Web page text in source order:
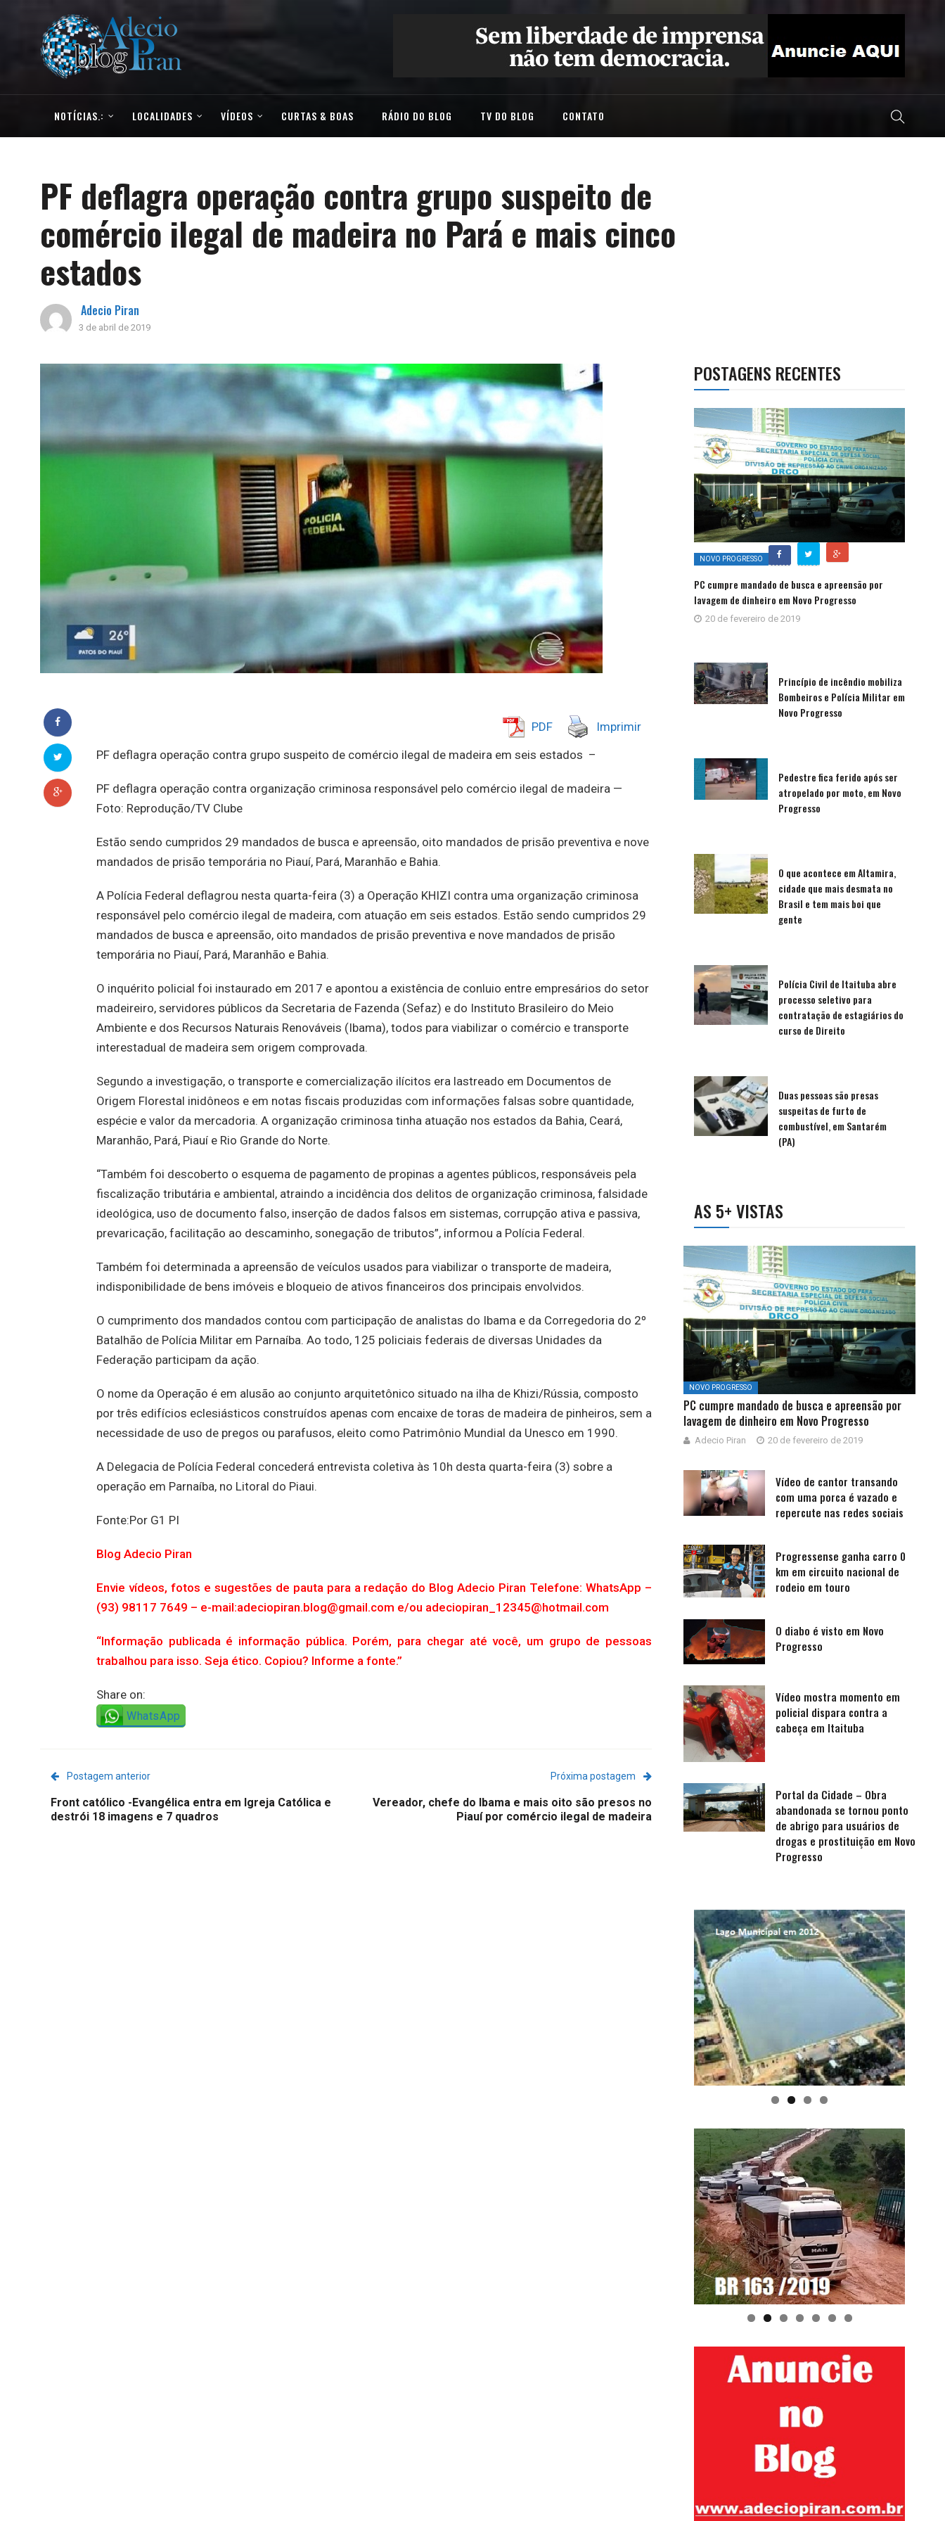
NOTÍCIAS.: LOCALIDADES VÍDEOS CURTAS & BOAS RÁDIO DO BLOG TV DO BLOG CONTATO
PF deflagra operação contra grupo suspeito de
comércio ilegal de madeira no Pará e mais cinco
estados
Adecio Piran
3 de abril de 2019
PDF Imprimir
PF deflagra operação contra grupo suspeito de comércio ilegal de madeira em seis estados –
PF deflagra operação contra organização criminosa responsável pelo comércio ilegal de madeira —
Foto: Reprodução/TV Clube
Estão sendo cumpridos 29 mandados de busca e apreensão, oito mandados de prisão preventiva e nove
mandados de prisão temporária no Piauí, Pará, Maranhão e Bahia.
A Polícia Federal deflagrou nesta quarta-feira (3) a Operação KHIZI contra uma organização criminosa
responsável pelo comércio ilegal de madeira, com atuação em seis estados. Estão sendo cumpridos 29
mandados de busca e apreensão, oito mandados de prisão preventiva e nove mandados de prisão
temporária no Piauí, Pará, Maranhão e Bahia.
O inquérito policial foi instaurado em 2017 e apontou a existência de conluio entre empresários do setor
madeireiro, servidores públicos da Secretaria de Fazenda (Sefaz) e do Instituto Brasileiro do Meio
Ambiente e dos Recursos Naturais Renováveis (Ibama), todos para viabilizar o comércio e transporte
interestadual de madeira sem origem comprovada.
Segundo a investigação, o transporte e comercialização ilícitos era lastreado em Documentos de
Origem Florestal inidôneos e em notas fiscais produzidas com informações falsas sobre quantidade,
espécie e valor da mercadoria. A organização criminosa tinha atuação nos estados da Bahia, Ceará,
Maranhão, Pará, Piauí e Rio Grande do Norte.
“Também foi descoberto o esquema de pagamento de propinas a agentes públicos, responsáveis pela
fiscalização tributária e ambiental, atraindo a incidência dos delitos de organização criminosa, falsidade
ideológica, uso de documento falso, inserção de dados falsos em sistemas, corrupção ativa e passiva,
prevaricação, facilitação ao descaminho, sonegação de tributos”, informou a Polícia Federal.
Também foi determinada a apreensão de veículos usados para viabilizar o transporte de madeira,
indisponibilidade de bens imóveis e bloqueio de ativos financeiros dos principais envolvidos.
O cumprimento dos mandados contou com participação de analistas do Ibama e da Corregedoria do 2º
Batalhão de Polícia Militar em Parnaíba. Ao todo, 125 policiais federais de diversas Unidades da
Federação participam da ação.
O nome da Operação é em alusão ao conjunto arquitetônico situado na ilha de Khizi/Rússia, composto
por três edifícios eclesiásticos construídos apenas com encaixe de toras de madeira de pinheiros, sem a
necessidade de uso de pregos ou parafusos, eleito como Patrimônio Mundial da Unesco em 1990.
A Delegacia de Polícia Federal concederá entrevista coletiva às 10h desta quarta-feira (3) sobre a
operação em Parnaíba, no Litoral do Piaui.
Fonte:Por G1 PI
Blog Adecio Piran
Envie vídeos, fotos e sugestões de pauta para a redação do Blog Adecio Piran Telefone: WhatsApp –
(93) 98117 7649 – e-mail:adeciopiran.blog@gmail.com e/ou adeciopiran_12345@hotmail.com
“Informação publicada é informação pública. Porém, para chegar até você, um grupo de pessoas
trabalhou para isso. Seja ético. Copiou? Informe a fonte.”
Share on:
WhatsApp
Postagem anterior
Front católico -Evangélica entra em Igreja Católica e
destrói 18 imagens e 7 quadros
Próxima postagem
Vereador, chefe do Ibama e mais oito são presos no
Piauí por comércio ilegal de madeira
POSTAGENS RECENTES
NOVO PROGRESSO
PC cumpre mandado de busca e apreensão por
lavagem de dinheiro em Novo Progresso
20 de fevereiro de 2019
Princípio de incêndio mobiliza
Bombeiros e Polícia Militar em
Novo Progresso
Pedestre fica ferido após ser
atropelado por moto, em Novo
Progresso
O que acontece em Altamira,
cidade que mais desmata no
Brasil e tem mais boi que
gente
Polícia Civil de Itaituba abre
processo seletivo para
contratação de estagiários do
curso de Direito
Duas pessoas são presas
suspeitas de furto de
combustível, em Santarém
(PA)
AS 5+ VISTAS
NOVO PROGRESSO
PC cumpre mandado de busca e apreensão por
lavagem de dinheiro em Novo Progresso
Adecio Piran 20 de fevereiro de 2019
Vídeo de cantor transando
com uma porca é vazado e
repercute nas redes sociais
Progressense ganha carro 0
km em circuito nacional de
rodeio em touro
O diabo é visto em Novo
Progresso
Vídeo mostra momento em
policial dispara contra a
cabeça em Itaituba
Portal da Cidade – Obra
abandonada se tornou ponto
de abrigo para usuários de
drogas e prostituição em Novo
Progresso